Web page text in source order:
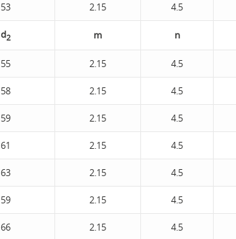
53 2.15 4.5
d2 m n
55 2.15 4.5
58 2.15 4.5
59 2.15 4.5
61 2.15 4.5
63 2.15 4.5
59 2.15 4.5
66 2.15 4.5